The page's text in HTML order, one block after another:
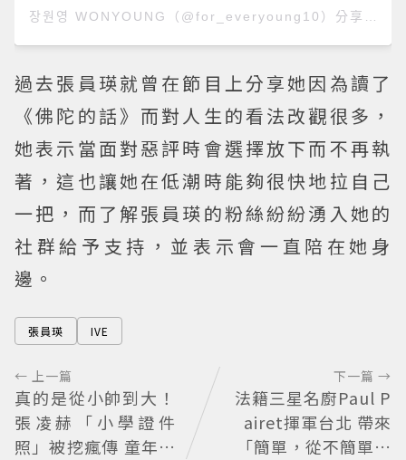
장원영 WONYOUNG（@for_everyoung10）分享的貼文
過去張員瑛就曾在節目上分享她因為讀了
《佛陀的話》而對人生的看法改觀很多，
她表示當面對惡評時會選擇放下而不再執
著，這也讓她在低潮時能夠很快地拉自己
一把，而了解張員瑛的粉絲紛紛湧入她的
社群給予支持，並表示會一直陪在她身
邊。
張員瑛 IVE
← 上一篇
真的是從小帥到大！
張凌赫「小學證件
照」被挖瘋傳 童年到
下一篇 →
法籍三星名廚Paul P
airet揮軍台北 帶來
「簡單，從不簡單」